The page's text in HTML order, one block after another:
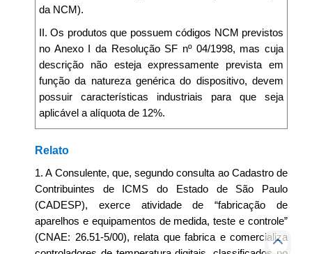
da NCM).
II. Os produtos que possuem códigos NCM previstos
no Anexo I da Resolução SF nº 04/1998, mas cuja
descrição não esteja expressamente prevista em
função da natureza genérica do dispositivo, devem
possuir características industriais para que seja
aplicável a alíquota de 12%.
Relato
1. A Consulente, que, segundo consulta ao Cadastro de
Contribuintes de ICMS do Estado de São Paulo
(CADESP), exerce atividade de “fabricação de
aparelhos e equipamentos de medida, teste e controle”
(CNAE: 26.51-5/00), relata que fabrica e comercializa